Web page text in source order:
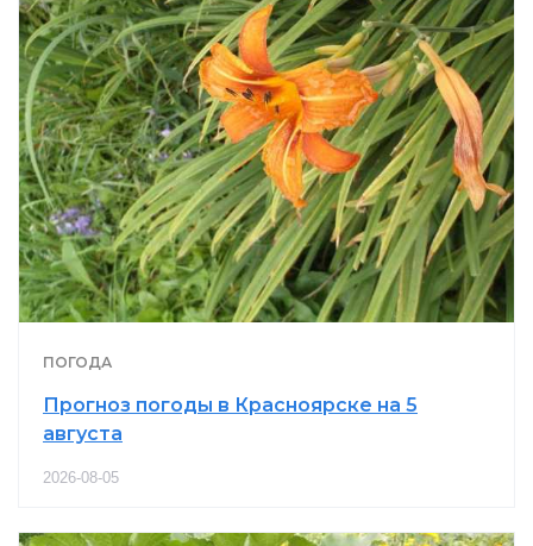
ПОГОДА
Прогноз погоды в Красноярске на 5
августа
2026-08-05